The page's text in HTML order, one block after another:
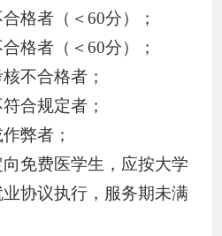
合格者（＜60分）；
合格者（＜60分）；
不合格者；
合规定者；
弊者；
向免费医学生，应按大学
协议执行，服务期未满